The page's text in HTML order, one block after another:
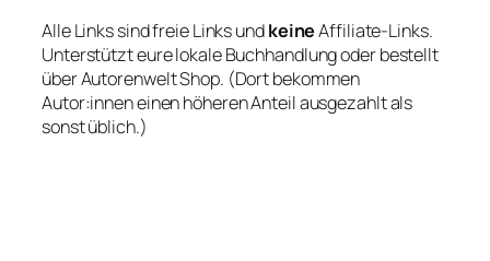
Alle Links sind freie Links undkeineAffiliate-Links.
Unterstützt eure lokale Buchhandlung oder bestellt
über Autorenwelt Shop. (Dort bekommen
Autor:innen einen höheren Anteil ausgezahlt als
sonst üblich.)